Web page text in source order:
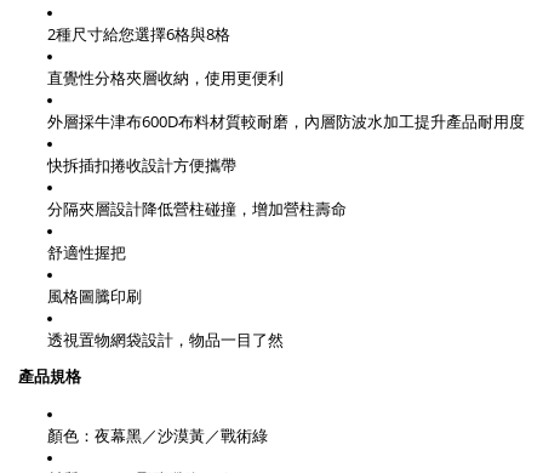
2種尺寸給您選擇6格與8格
直覺性分格夾層收納，使用更便利
外層採牛津布600D布料材質較耐磨，內層防波水加工提升產品耐用度
快拆插扣捲收設計方便攜帶
分隔夾層設計降低營柱碰撞，增加營柱壽命
舒適性握把
風格圖騰印刷
透視置物網袋設計，物品一目了然
產品規格
顏色：夜幕黑／沙漠黃／戰術綠